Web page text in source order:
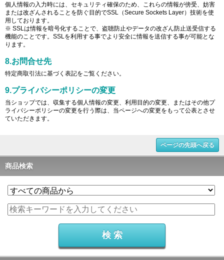
個人情報の入力時には、セキュリティ確保のため、これらの情報が傍受、妨害
または改ざんされることを防ぐ目的でSSL（Secure Sockets Layer）技術を使
用しております。
※ SSLは情報を暗号化することで、盗聴防止やデータの改ざん防止送受信する
機能のことです。SSLを利用する事でより安全に情報を送信する事が可能とな
ります。
8.お問合せ先
特定商取引法に基づく表記をご覧ください。
9.プライバシーポリシーの変更
当ショップでは、収集する個人情報の変更、利用目的の変更、またはその他プ
ライバシーポリシーの変更を行う際は、当ページへの変更をもって公表とさせ
ていただきます。
ページの先頭へ戻る
商品検索